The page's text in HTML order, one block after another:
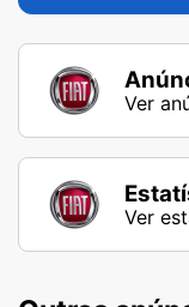
Ver
Ver